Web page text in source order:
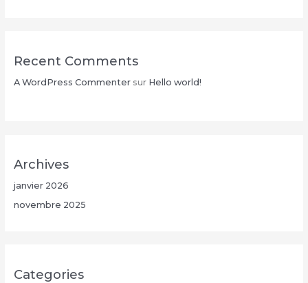
Recent Comments
A WordPress Commentersur Hello world!
Archives
janvier 2026
novembre 2025
Categories